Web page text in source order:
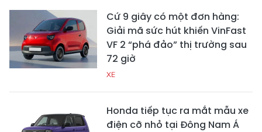
Cứ 9 giây có một đơn hàng:
Giải mã sức hút khiến VinFast
VF 2 “phá đảo” thị trường sau
72 giờ
XE
Honda tiếp tục ra mắt mẫu xe
điện cỡ nhỏ tại Đông Nam Á